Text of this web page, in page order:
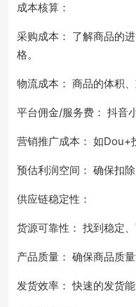
成本核算：
采购成本： 了解商品的
格。
物流成本： 商品的体积
平台佣金/服务费： 抖音
营销推广成本： 如Dou+
预估利润空间： 确保扣
供应链稳定性：
货源可靠性： 找到稳定
产品质量： 确保商品质
发货效率： 快速的发货